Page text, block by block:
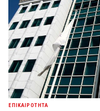
ΕΠΙΚΑΙΡΟΤΗΤΑ